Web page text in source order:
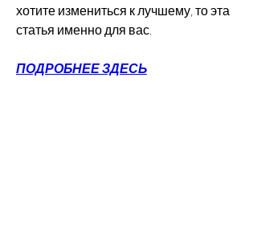
хотите измениться к лучшему, то эта
статья именно для вас.
ПОДРОБНЕЕ ЗДЕСЬ